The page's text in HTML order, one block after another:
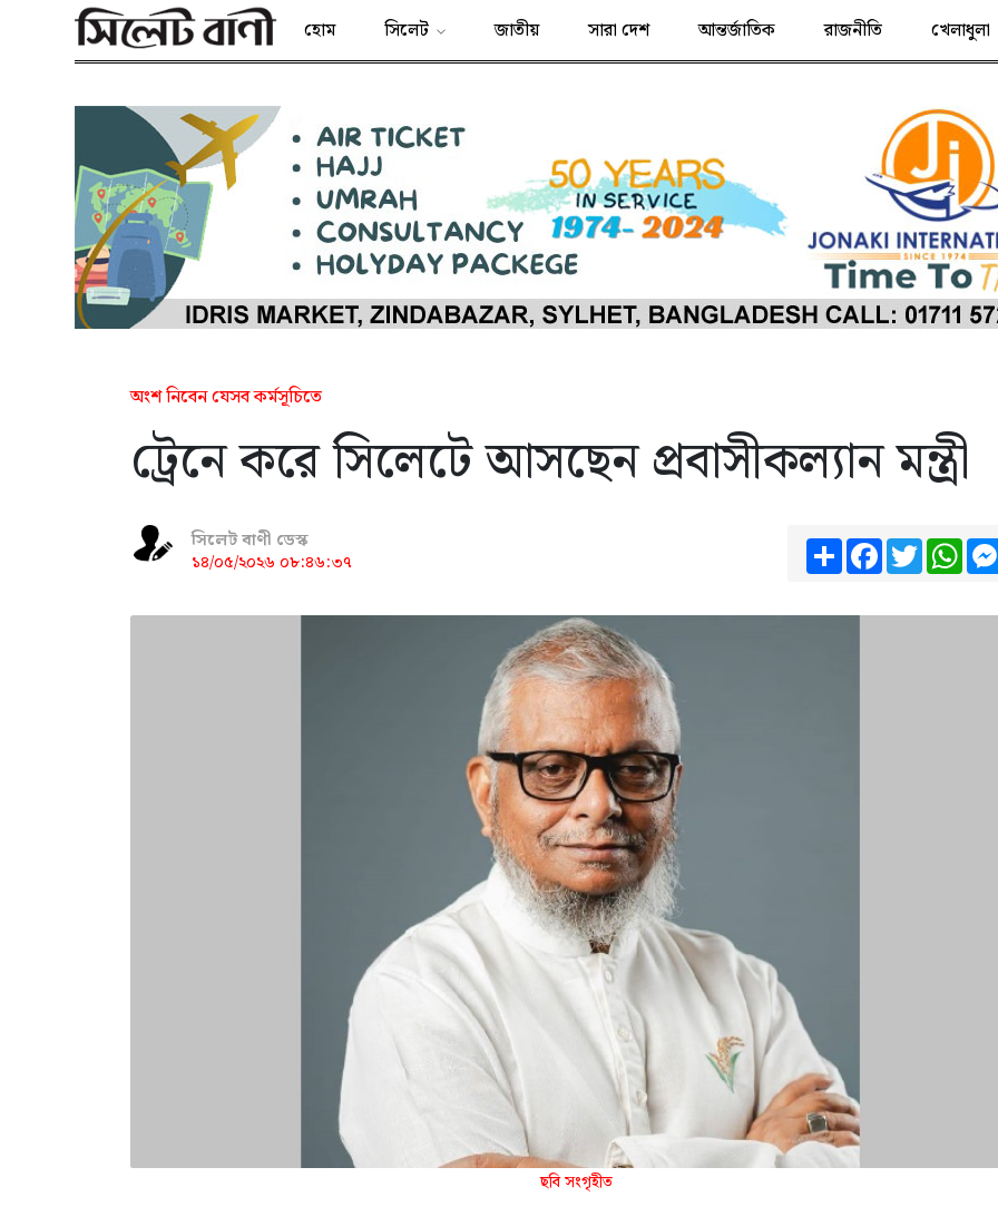
হোম সিলেট জাতীয় সারা দেশ আন্তর্জাতিক রাজনীতি খেলাধুলা
অংশ নিবেন যেসব কর্মসূচিতে
ট্রেনে করে সিলেটে আসছেন প্রবাসীকল্যান মন্ত্রী
সিলেট বাণী ডেস্ক
১৪/০৫/২০২৬ ০৮:৪৬:৩৭
ShareFacebook
Twitter
ছবি সংগৃহীত